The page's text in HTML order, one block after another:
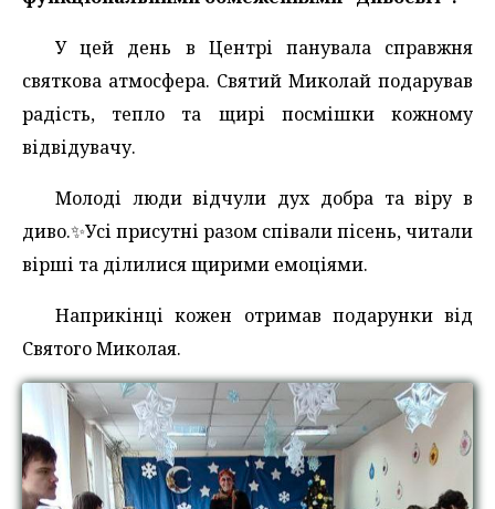
У цей день в Центрі панувала справжня
святкова атмосфера. Святий Миколай подарував
радість, тепло та щирі посмішки кожному
відвідувачу.
Молоді люди відчули дух добра та віру в
диво.✨️Усі присутні разом співали пісень, читали
вірші та ділилися щирими емоціями.
Наприкінці кожен отримав подарунки від
Святого Миколая.